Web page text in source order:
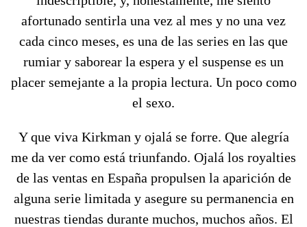
afortunado sentirla una vez al mes y no una vez
cada cinco meses, es una de las series en las que
rumiar y saborear la espera y el suspense es un
placer semejante a la propia lectura. Un poco como
el sexo.
Y que viva Kirkman y ojalá se forre. Que alegría
me da ver como está triunfando. Ojalá los royalties
de las ventas en España propulsen la aparición de
alguna serie limitada y asegure su permanencia en
nuestras tiendas durante muchos, muchos años. El